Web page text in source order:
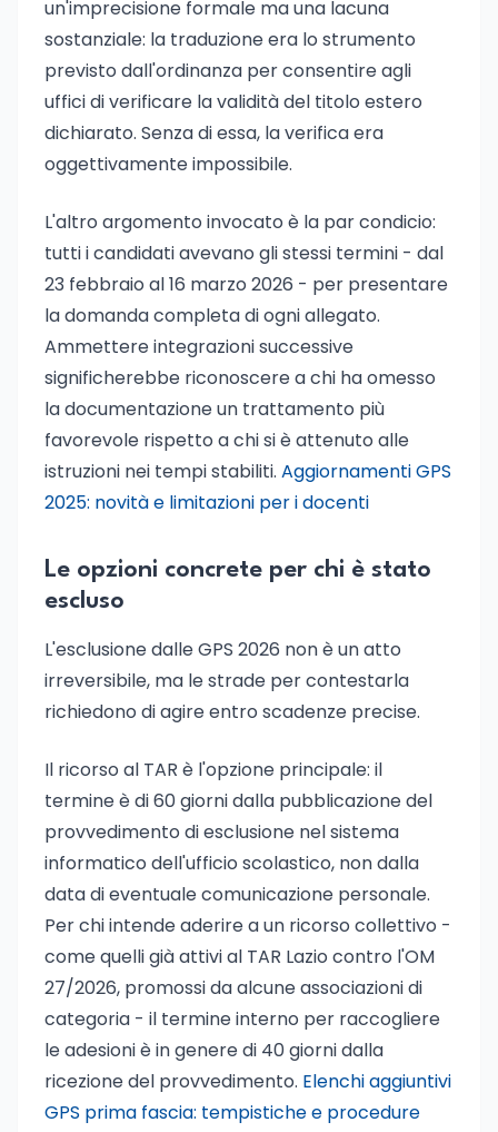
un'imprecisione formale ma una lacuna
sostanziale: la traduzione era lo strumento
previsto dall'ordinanza per consentire agli
uffici di verificare la validità del titolo estero
dichiarato. Senza di essa, la verifica era
oggettivamente impossibile.
L'altro argomento invocato è la par condicio:
tutti i candidati avevano gli stessi termini - dal
23 febbraio al 16 marzo 2026 - per presentare
la domanda completa di ogni allegato.
Ammettere integrazioni successive
significherebbe riconoscere a chi ha omesso
la documentazione un trattamento più
favorevole rispetto a chi si è attenuto alle
istruzioni nei tempi stabiliti. Aggiornamenti GPS
2025: novità e limitazioni per i docenti
Le opzioni concrete per chi è stato
escluso
L'esclusione dalle GPS 2026 non è un atto
irreversibile, ma le strade per contestarla
richiedono di agire entro scadenze precise.
Il ricorso al TAR è l'opzione principale: il
termine è di 60 giorni dalla pubblicazione del
provvedimento di esclusione nel sistema
informatico dell'ufficio scolastico, non dalla
data di eventuale comunicazione personale.
Per chi intende aderire a un ricorso collettivo -
come quelli già attivi al TAR Lazio contro l'OM
27/2026, promossi da alcune associazioni di
categoria - il termine interno per raccogliere
le adesioni è in genere di 40 giorni dalla
ricezione del provvedimento. Elenchi aggiuntivi
GPS prima fascia: tempistiche e procedure